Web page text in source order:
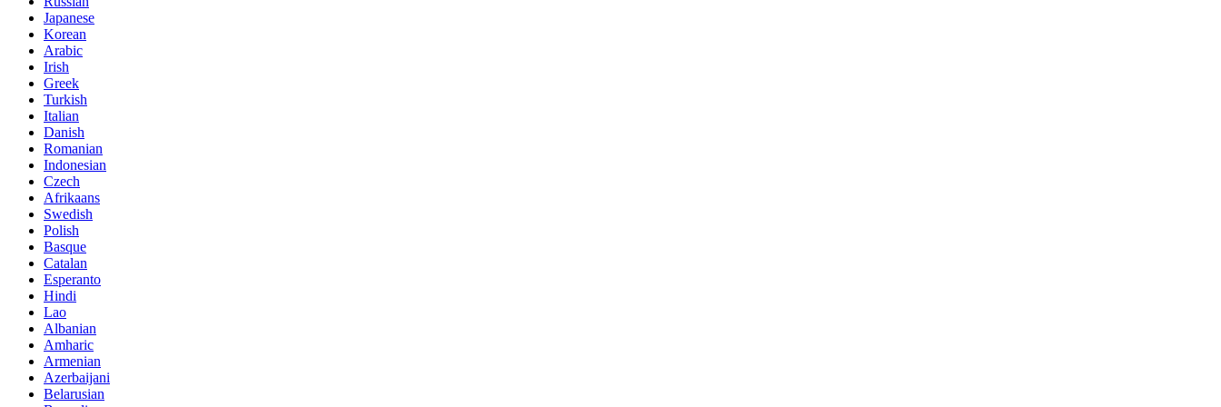
Japanese
Korean
Arabic
Irish
Greek
Turkish
Italian
Danish
Romanian
Indonesian
Czech
Afrikaans
Swedish
Polish
Basque
Catalan
Esperanto
Hindi
Lao
Albanian
Amharic
Armenian
Azerbaijani
Belarusian